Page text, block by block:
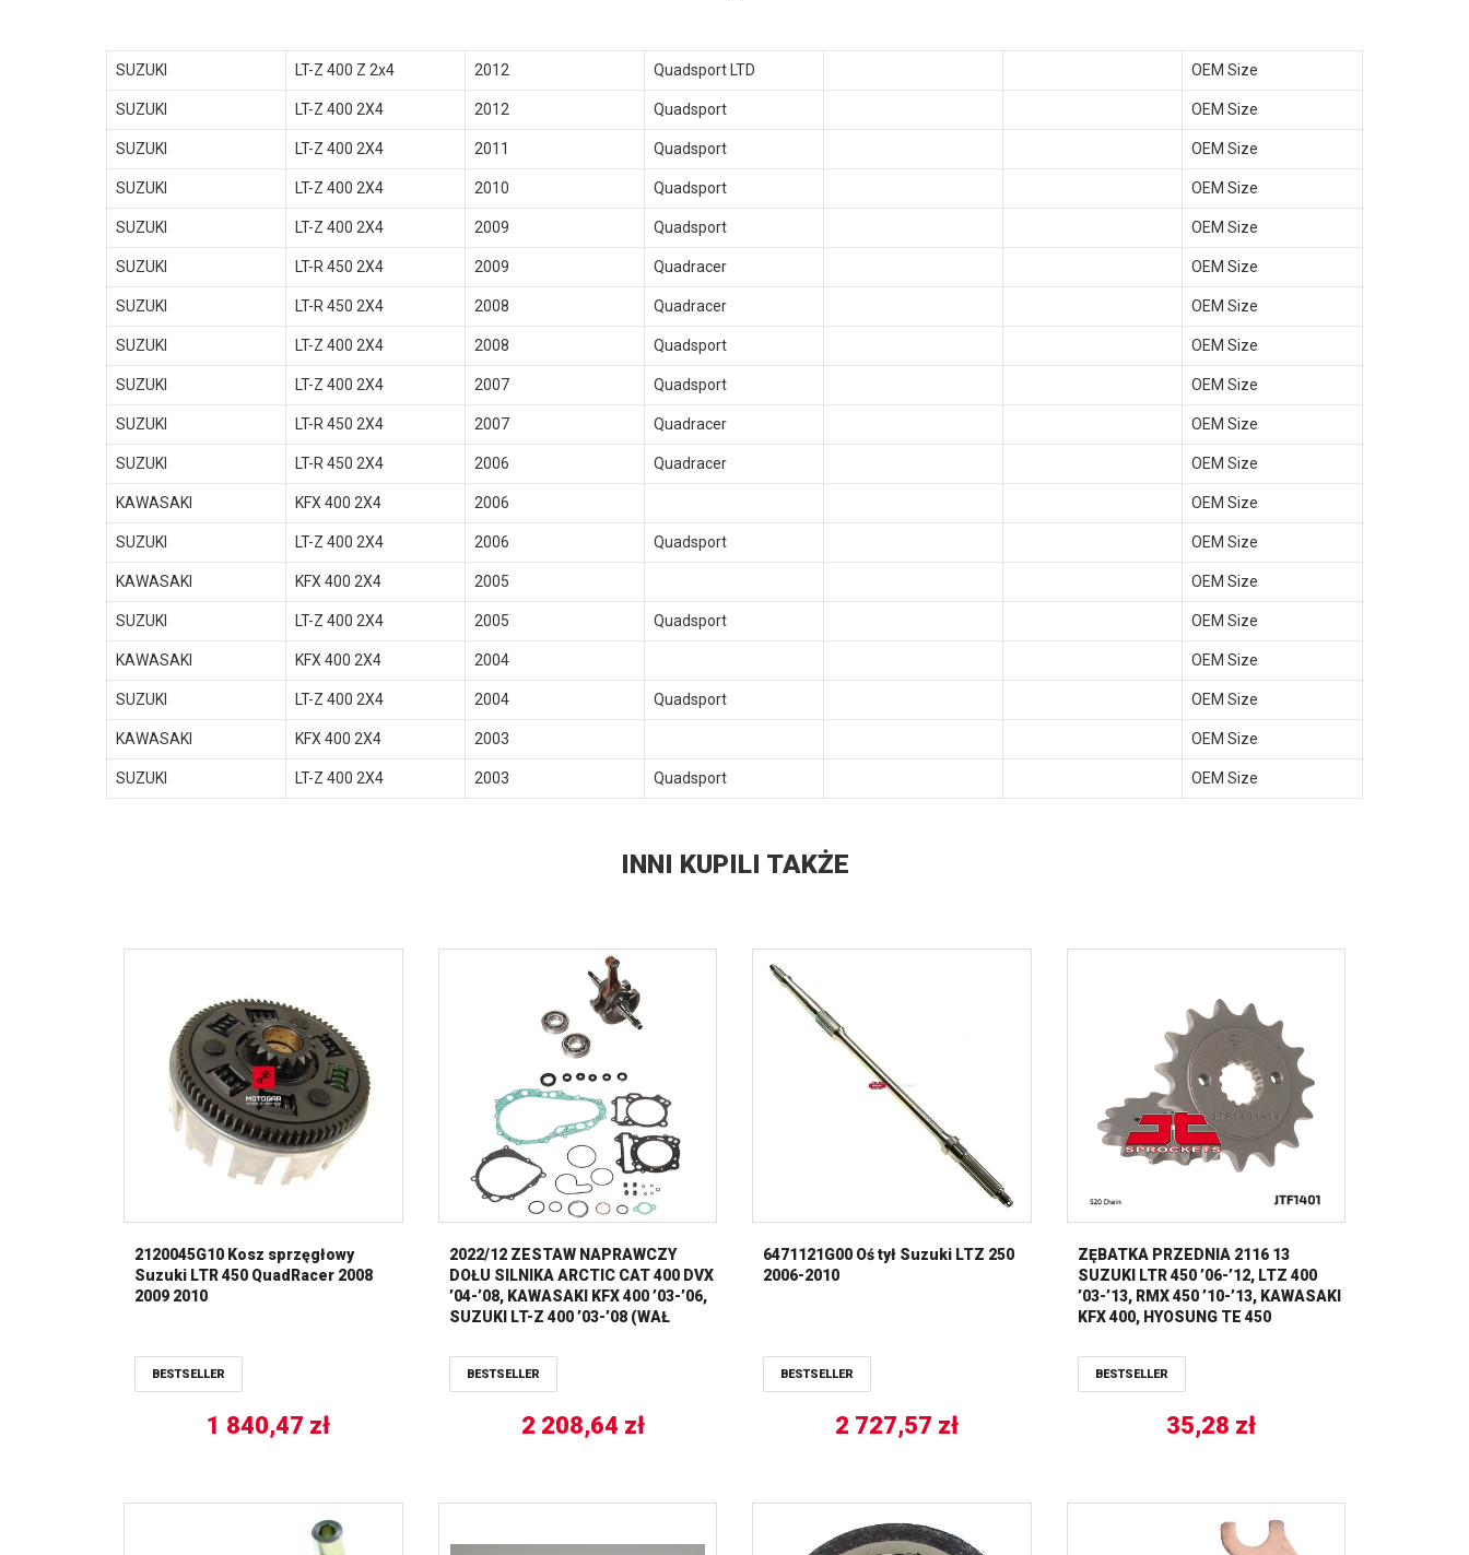
SUZUKI LT-Z 400 Z 2x4 2012 Quadsport LTD OEM Size
SUZUKI LT-Z 400 2X4 2012 Quadsport OEM Size
SUZUKI LT-Z 400 2X4 2011 Quadsport OEM Size
SUZUKI LT-Z 400 2X4 2010 Quadsport OEM Size
SUZUKI LT-Z 400 2X4 2009 Quadsport OEM Size
SUZUKI LT-R 450 2X4 2009 Quadracer OEM Size
SUZUKI LT-R 450 2X4 2008 Quadracer OEM Size
SUZUKI LT-Z 400 2X4 2008 Quadsport OEM Size
SUZUKI LT-Z 400 2X4 2007 Quadsport OEM Size
SUZUKI LT-R 450 2X4 2007 Quadracer OEM Size
SUZUKI LT-R 450 2X4 2006 Quadracer OEM Size
KAWASAKI KFX 400 2X4 2006 OEM Size
SUZUKI LT-Z 400 2X4 2006 Quadsport OEM Size
KAWASAKI KFX 400 2X4 2005 OEM Size
SUZUKI LT-Z 400 2X4 2005 Quadsport OEM Size
KAWASAKI KFX 400 2X4 2004 OEM Size
SUZUKI LT-Z 400 2X4 2004 Quadsport OEM Size
KAWASAKI KFX 400 2X4 2003 OEM Size
SUZUKI LT-Z 400 2X4 2003 Quadsport OEM Size
INNI KUPILI TAKŻE
2120045G10 Kosz sprzęgłowy
Suzuki LTR 450 QuadRacer 2008
2009 2010
BESTSELLER
1 840,47 zł
2022/12 ZESTAW NAPRAWCZY
DOŁU SILNIKA ARCTIC CAT 400 DVX
’04-’08, KAWASAKI KFX 400 ’03-’06,
SUZUKI LT-Z 400 ’03-’08 (WAŁ
USZCZELNIACZE, USZCZELKI) HOT
RODS
BESTSELLER
2 208,64 zł
6471121G00 Oś tył Suzuki LTZ 250
2006-2010
BESTSELLER
2 727,57 zł
ZĘBATKA PRZEDNIA 2116 13
SUZUKI LTR 450 ’06-’12, LTZ 400
’03-’13, RMX 450 ’10-’13, KAWASAKI
KFX 400, HYOSUNG TE 450
BESTSELLER
35,28 zł